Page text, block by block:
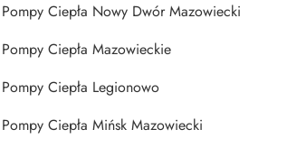
Pompy Ciepła Nowy Dwór Mazowiecki
Pompy Ciepła Mazowieckie
Pompy Ciepła Legionowo
Pompy Ciepła Mińsk Mazowiecki